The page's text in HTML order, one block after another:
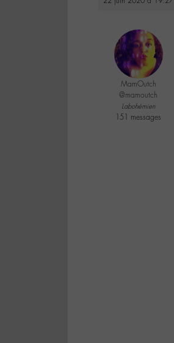
MamOutch
@mamoutch
Labohémien
151 messages